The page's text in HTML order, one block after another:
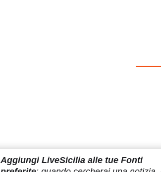
Aggiungi LiveSiciliaalle tue Fonti